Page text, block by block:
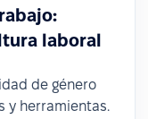
laboral
de género
y herramientas.